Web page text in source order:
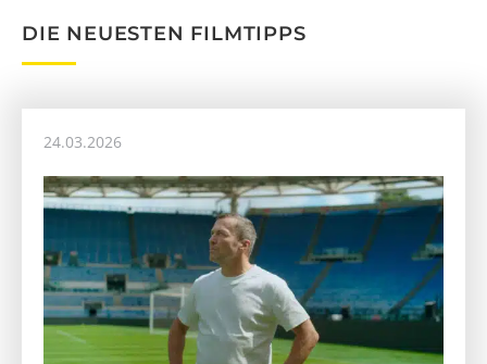
DIE NEUESTEN FILMTIPPS
24.03.2026